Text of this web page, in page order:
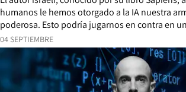
04 SEPTIEMBRE
humanos le hemos otorgado a la IA nuestra
poderosa. Esto podría jugarnos en contra en